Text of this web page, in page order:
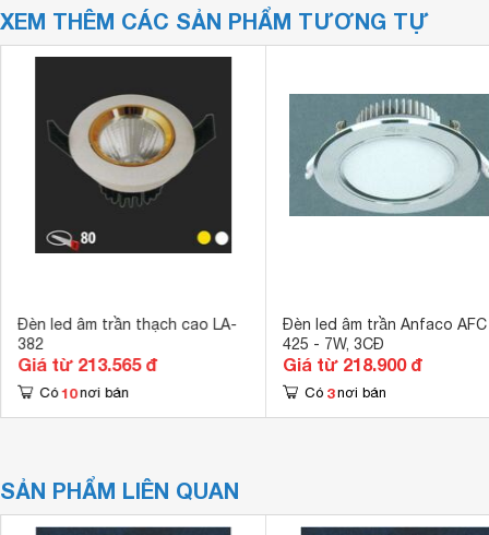
XEM THÊM CÁC SẢN PHẨM TƯƠNG TỰ
Đèn led âm trần thạch cao LA-
382
Giá từ 213.565 đ
Có 10 nơi bán
Đèn led âm trần Anfaco AFC
425 - 7W, 3CĐ
Giá từ 218.900 đ
Có 3 nơi bán
SẢN PHẨM LIÊN QUAN